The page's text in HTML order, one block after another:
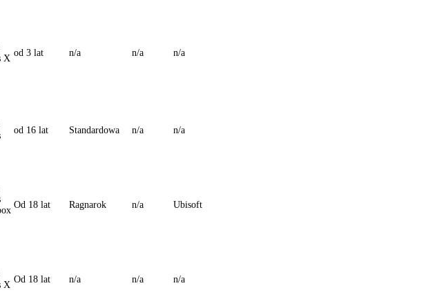
X
od 3 lat n/a n/a n/a
od 16 lat Standardowa n/a n/a
Od 18 lat Ragnarok n/a Ubisoft
X
Od 18 lat n/a n/a n/a